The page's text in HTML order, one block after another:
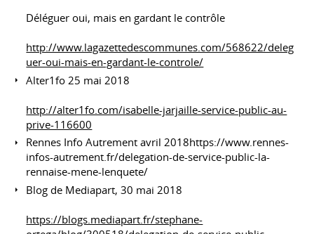
Déléguer oui, mais en gardant le contrôle
http://www.lagazettedescommunes.com/568622/deleg
uer-oui-mais-en-gardant-le-controle/
Alter1fo 25 mai 2018
http://alter1fo.com/isabelle-jarjaille-service-public-au-
prive-116600
Rennes Info Autrement avril 2018https://www.rennes-
infos-autrement.fr/delegation-de-service-public-la-
rennaise-mene-lenquete/
Blog de Mediapart, 30 mai 2018
https://blogs.mediapart.fr/stephane-